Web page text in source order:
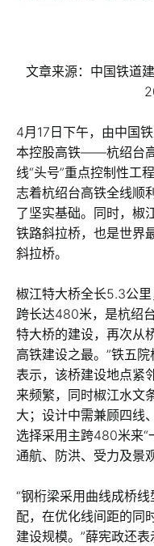
文章来源：中国铁道
4月17日下午，由中国
本控股高铁——杭绍台
线“头号”重点控制性工
志着杭绍台高铁全线顺
了坚实基础。同时，椒
铁路斜拉桥，也是世界
斜拉桥。
椒江特大桥全长5.3公
跨长达480米，是杭绍
特大桥的建设，再次从
高铁建设之最。”铁五
表示，该桥建设地点紧
来频繁，同时椒江水文
大；设计中需兼顾四线
选择采用主跨480米来“
通航、防洪、受力及景
“钢桁梁采用曲线成桥
配，在优化线间距的同
建设规模。”薛宪政还